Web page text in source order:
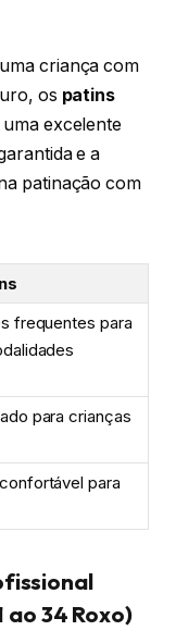
criança com
os patins
excelente
e a
patinação com
frequentes para
para crianças
para
ao 34 Roxo)